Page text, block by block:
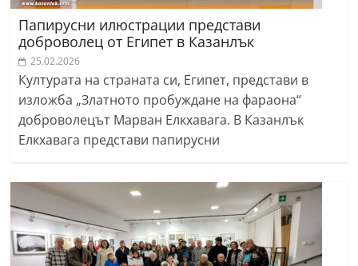
Папирусни илюстрации представи
доброволец от Египет в Казанлък
25.02.2026
Културата на страната си, Египет, представи в
изложба „Златното пробуждане на фараона“
доброволецът Марван Елкхавага. В Казанлък
Елкхавага представи папирусни